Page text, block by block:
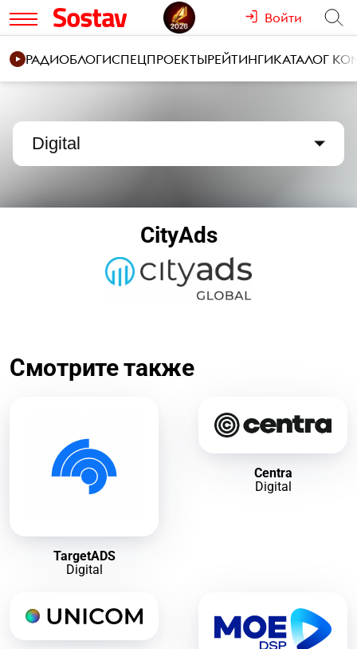
Войти
РАДИОБЛОГИСПЕЦПРОЕКТЫРЕЙТИНГИКАТАЛОГ
Digital
CityAds
Смотрите также
TargetADS
Digital
Centra
Digital